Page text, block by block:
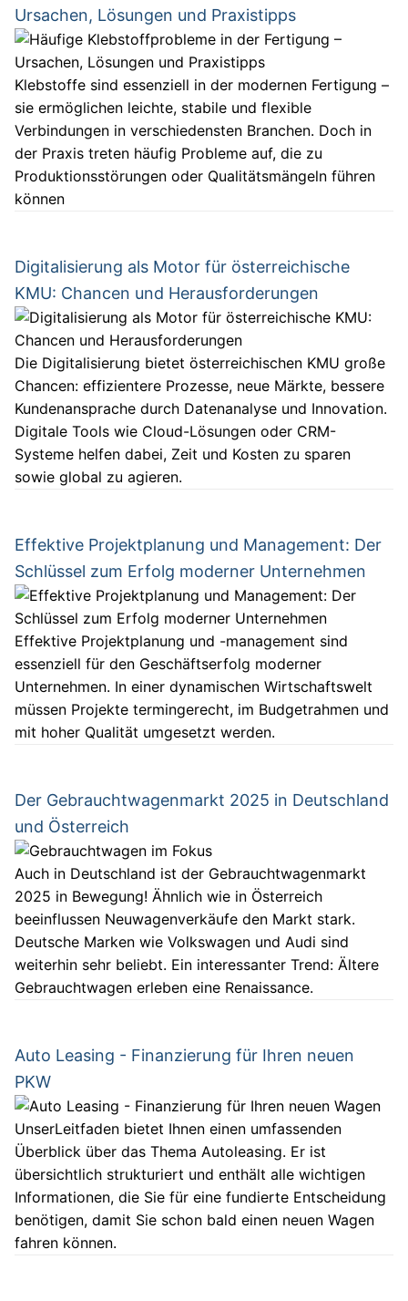
Ursachen, Lösungen und Praxistipps
Klebstoffe sind essenziell in der modernen Fertigung –
sie ermöglichen leichte, stabile und flexible
Verbindungen in verschiedensten Branchen. Doch in
der Praxis treten häufig Probleme auf, die zu
Produktionsstörungen oder Qualitätsmängeln führen
können
Digitalisierung als Motor für österreichische
KMU: Chancen und Herausforderungen
Die Digitalisierung bietet österreichischen KMU große
Chancen: effizientere Prozesse, neue Märkte, bessere
Kundenansprache durch Datenanalyse und Innovation.
Digitale Tools wie Cloud-Lösungen oder CRM-
Systeme helfen dabei, Zeit und Kosten zu sparen
sowie global zu agieren.
Effektive Projektplanung und Management: Der
Schlüssel zum Erfolg moderner Unternehmen
Effektive Projektplanung und -management sind
essenziell für den Geschäftserfolg moderner
Unternehmen. In einer dynamischen Wirtschaftswelt
müssen Projekte termingerecht, im Budgetrahmen und
mit hoher Qualität umgesetzt werden.
Der Gebrauchtwagenmarkt 2025 in Deutschland
und Österreich
Auch in Deutschland ist der Gebrauchtwagenmarkt
2025 in Bewegung! Ähnlich wie in Österreich
beeinflussen Neuwagenverkäufe den Markt stark.
Deutsche Marken wie Volkswagen und Audi sind
weiterhin sehr beliebt. Ein interessanter Trend: Ältere
Gebrauchtwagen erleben eine Renaissance.
Auto Leasing - Finanzierung für Ihren neuen
PKW
UnserLeitfaden bietet Ihnen einen umfassenden
Überblick über das Thema Autoleasing. Er ist
übersichtlich strukturiert und enthält alle wichtigen
Informationen, die Sie für eine fundierte Entscheidung
benötigen, damit Sie schon bald einen neuen Wagen
fahren können.